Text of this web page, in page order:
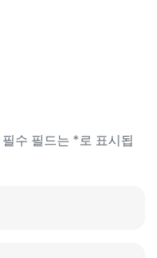
필수 필드는 *로 표시됩